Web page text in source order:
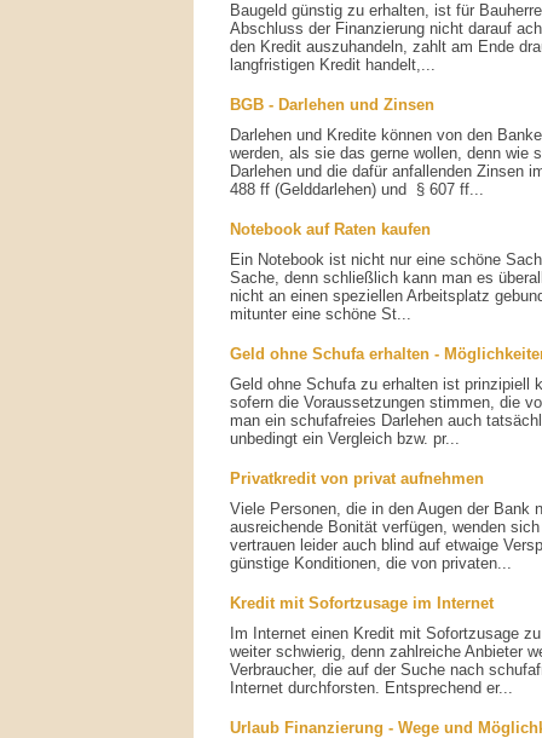
Baugeld günstig zu erhalten, ist für
Abschluss der Finanzierung nicht darauf
den Kredit auszuhandeln, zahlt am Ende
langfristigen Kredit handelt,...
BGB - Darlehen und Zinsen
Darlehen und Kredite können von den
werden, als sie das gerne wollen, denn wie
Darlehen und die dafür anfallenden Zinsen
488 ff (Gelddarlehen) und § 607 ff...
Notebook auf Raten kaufen
Ein Notebook ist nicht nur eine schöne
Sache, denn schließlich kann man es
nicht an einen speziellen Arbeitsplatz
mitunter eine schöne St...
Geld ohne Schufa erhalten -
Geld ohne Schufa zu erhalten ist prinzipiell
sofern die Voraussetzungen stimmen, die
man ein schufafreies Darlehen auch
unbedingt ein Vergleich bzw. pr...
Privatkredit von privat aufnehmen
Viele Personen, die in den Augen der Bank
ausreichende Bonität verfügen, wenden
vertrauen leider auch blind auf etwaige
günstige Konditionen, die von privaten...
Kredit mit Sofortzusage im Internet
Im Internet einen Kredit mit Sofortzusage
weiter schwierig, denn zahlreiche Anbieter
Verbraucher, die auf der Suche nach
Internet durchforsten. Entsprechend er...
Urlaub Finanzierung - Wege und